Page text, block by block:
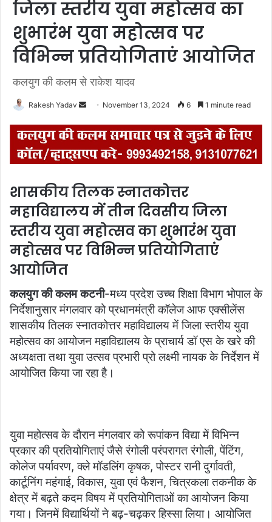
जिला स्तरीय युवा महोत्सव का
शुभारंभ युवा महोत्सव पर
विभिन्न प्रतियोगिताएं आयोजित
कलयुग की कलम से राकेश यादव
Rakesh Yadav
n
d
a
e
m
i
November 13, 2024 6 1 minute read
शासकीय तिलक स्नातकोत्तर
महाविद्यालय में तीन दिवसीय जिला
स्तरीय युवा महोत्सव का शुभारंभ युवा
महोत्सव पर विभिन्न प्रतियोगिताएं
आयोजित
कलयुग की कलम कटनी-मध्य प्रदेश उच्च शिक्षा विभाग भोपाल के
निर्देशानुसार मंगलवार को प्रधानमंत्री कॉलेज आफ एक्सीलेंस
शासकीय तिलक स्नातकोत्तर महाविद्यालय में जिला स्तरीय युवा
महोत्सव का आयोजन महाविद्यालय के प्राचार्य डॉ एस के खरे की
अध्यक्षता तथा युवा उत्सव प्रभारी प्रो लक्ष्मी नायक के निर्देशन में
आयोजित किया जा रहा है।
युवा महोत्सव के दौरान मंगलवार को रूपांकन विद्या में विभिन्न
प्रकार की प्रतियोगिताएं जैसे रंगोली परंपरागत रंगोली, पेंटिंग,
कोलेज पर्यावरण, क्ले मॉडलिंग कृषक, पोस्टर रानी दुर्गावती,
कार्टूनिंग महंगाई, विकास, युवा एवं फैशन, चित्रकला तकनीक के
क्षेत्र में बढ़ते कदम विषय में प्रतियोगिताओं का आयोजन किया
गया। जिनमें विद्यार्थियों ने बढ़-चढ़कर हिस्सा लिया। आयोजित